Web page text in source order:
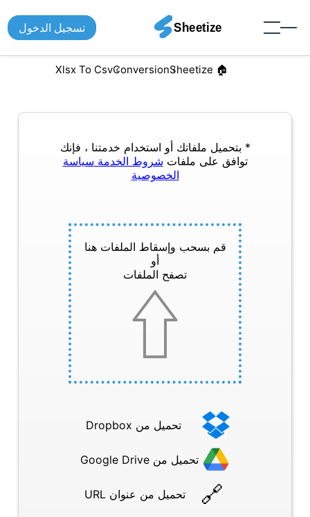
تسجيل الدخول
🏠︎ Sheetize
Conversion
Xlsx To Csv
* بتحميل ملفاتك أو استخدام خدمتنا ، فإنك
توافق على ملفات شروط الخدمة سياسة
الخصوصية
قم بسحب وإسقاط الملفات هنا
أو
تصفح الملفات
تحميل من Dropbox
تحميل من Google Drive
تحميل من عنوان URL